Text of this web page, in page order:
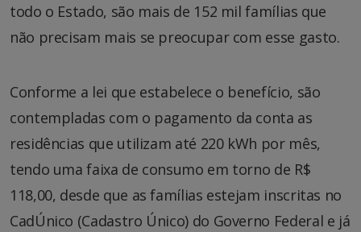
todo o Estado, são mais de 152 mil famílias que
não precisam mais se preocupar com esse gasto.
Conforme a lei que estabelece o benefício, são
contempladas com o pagamento da conta as
residências que utilizam até 220 kWh por mês,
tendo uma faixa de consumo em torno de R$
118,00, desde que as famílias estejam inscritas no
CadÚnico (Cadastro Único) do Governo Federal e já